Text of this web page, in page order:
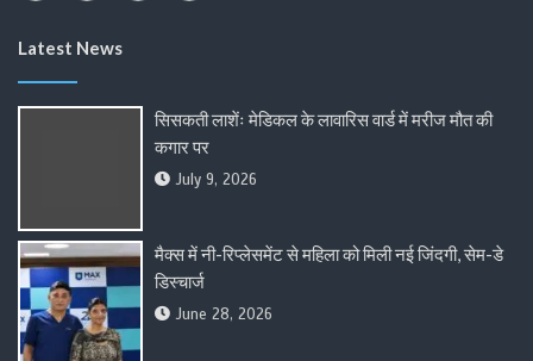
Latest News
सिसकती लाशेंः मेडिकल के लावारिस वार्ड में मरीज मौत की
कगार पर
July 9, 2026
मैक्स में नी-रिप्लेसमेंट से महिला को मिली नई जिंदगी, सेम-डे
डिस्चार्ज
June 28, 2026